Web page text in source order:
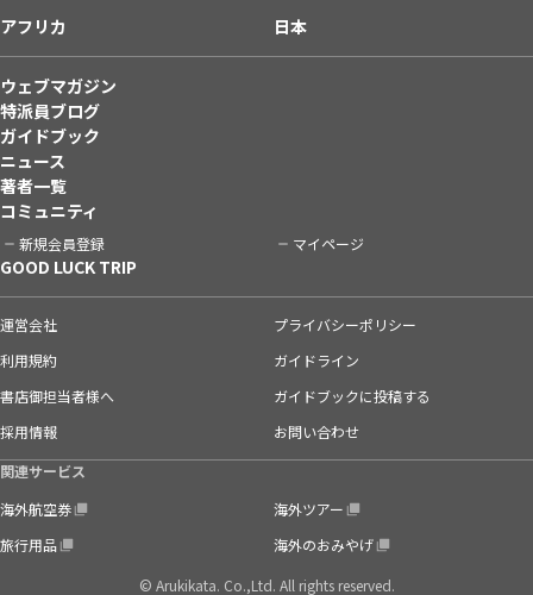
アフリカ
日本
ウェブマガジン
特派員ブログ
ガイドブック
ニュース
著者一覧
コミュニティ
新規会員登録 マイページ
GOOD LUCK TRIP
運営会社
プライバシーポリシー
利用規約
ガイドライン
書店御担当者様へ
ガイドブックに投稿する
採用情報
お問い合わせ
関連サービス
海外航空券
海外ツアー
旅行用品
海外のおみやげ
© Arukikata. Co.,Ltd. All rights reserved.